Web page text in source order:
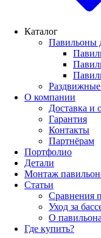
Каталог
Павильоны
О компании
Доставка и
Гарантия
Контакты
Партнёрам
Портфолио
Детали
Монтаж
Статьи
Сравнения
Уход за
О
Где купить?